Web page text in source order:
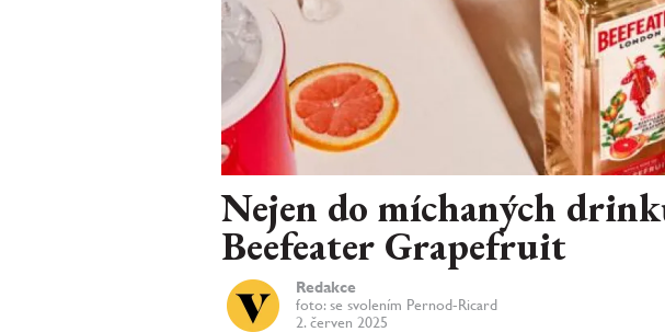
Nejen do míchaných
Beefeater Grapefruit
Redakce
foto: se svolením Pernod-Ricard
2. červen 2025